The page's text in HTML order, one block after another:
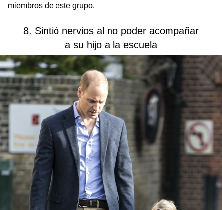
miembros de este grupo.
8. Sintió nervios al no poder acompañar
a su hijo a la escuela